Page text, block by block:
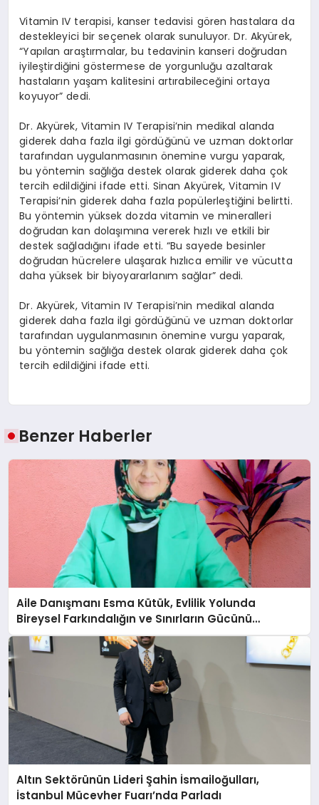
Vitamin IV terapisi, kanser tedavisi gören hastalara da
destekleyici bir seçenek olarak sunuluyor. Dr. Akyürek,
“Yapılan araştırmalar, bu tedavinin kanseri doğrudan
iyileştirdiğini göstermese de yorgunluğu azaltarak
hastaların yaşam kalitesini artırabileceğini ortaya
koyuyor” dedi.
Dr. Akyürek, Vitamin IV Terapisi’nin medikal alanda
giderek daha fazla ilgi gördüğünü ve uzman doktorlar
tarafından uygulanmasının önemine vurgu yaparak,
bu yöntemin sağlığa destek olarak giderek daha çok
tercih edildiğini ifade etti. Sinan Akyürek, Vitamin IV
Terapisi’nin giderek daha fazla popülerleştiğini belirtti.
Bu yöntemin yüksek dozda vitamin ve mineralleri
doğrudan kan dolaşımına vererek hızlı ve etkili bir
destek sağladığını ifade etti. “Bu sayede besinler
doğrudan hücrelere ulaşarak hızlıca emilir ve vücutta
daha yüksek bir biyoyararlanım sağlar” dedi.
Dr. Akyürek, Vitamin IV Terapisi’nin medikal alanda
giderek daha fazla ilgi gördüğünü ve uzman doktorlar
tarafından uygulanmasının önemine vurgu yaparak,
bu yöntemin sağlığa destek olarak giderek daha çok
tercih edildiğini ifade etti.
Benzer Haberler
Aile Danışmanı Esma Kütük, Evlilik Yolunda
Bireysel Farkındalığın ve Sınırların Gücünü
Anlatıyor
Altın Sektörünün Lideri Şahin İsmailoğulları,
İstanbul Mücevher Fuarı’nda Parladı ￼